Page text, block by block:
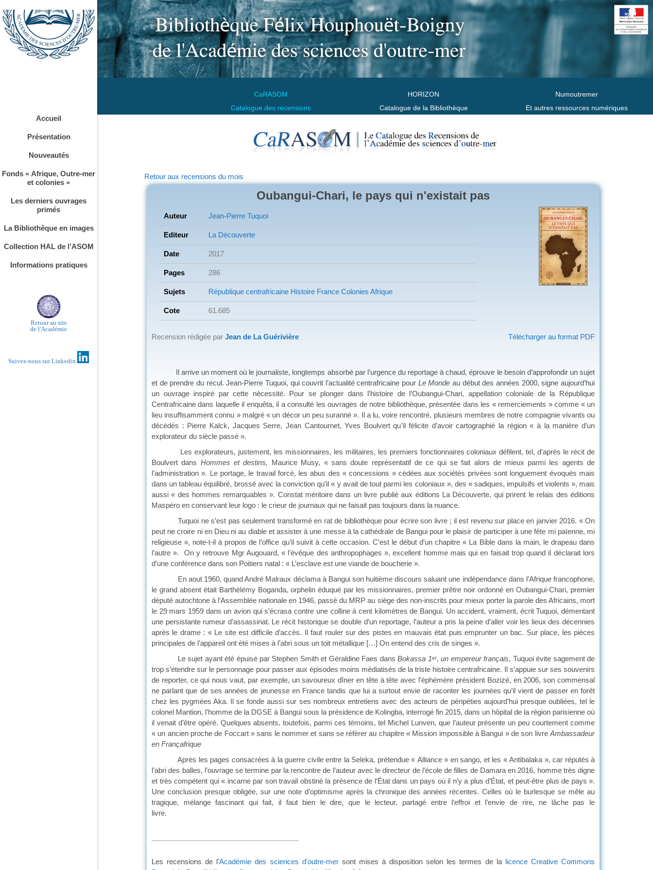
CaRASOM
Catalogue des recensions
HORIZON
Catalogue de la Bibliothèque
Numoutremer
Et autres ressources numériques
Accueil
Présentation
Nouveautés
Fonds « Afrique, Outre-mer
et colonies »
Les derniers ouvrages
primés
La Bibliothèque en images
Collection HAL de l’ASOM
Informations pratiques
Retour au site
de l'Académie
Suivez-nous sur Linkedin
Retour aux recensions du mois
Oubangui-Chari, le pays qui n'existait pas
Auteur Jean-Pierre Tuquoi
Editeur La Découverte
Date 2017
Pages 286
Sujets République centrafricaine Histoire France Colonies Afrique
Cote 61.685
Télécharger au format PDF
Recension rédigée par Jean de La Guérivière
Il arrive un moment où le journaliste, longtemps absorbé par l’urgence du reportage à chaud, éprouve le besoin d’approfondir un sujet
et de prendre du recul. Jean-Pierre Tuquoi, qui couvrit l’actualité centrafricaine pour Le Monde au début des années 2000, signe aujourd’hui
un ouvrage inspiré par cette nécessité. Pour se plonger dans l’histoire de l’Oubangui-Chari, appellation coloniale de la République
Centrafricaine dans laquelle il enquêta, il a consulté les ouvrages de notre bibliothèque, présentée dans les « remerciements » comme « un
lieu insuffisamment connu » malgré « un décor un peu suranné ». Il a lu, voire rencontré, plusieurs membres de notre compagnie vivants ou
décédés : Pierre Kalck, Jacques Serre, Jean Cantournet, Yves Boulvert qu’il félicite d’avoir cartographié la région « à la manière d’un
explorateur du siècle passé ».
Les explorateurs, justement, les missionnaires, les militaires, les premiers fonctionnaires coloniaux défilent, tel, d’après le récit de
Boulvert dans Hommes et destins, Maurice Musy, « sans doute représentatif de ce qui se fait alors de mieux parmi les agents de
l’administration ». Le portage, le travail forcé, les abus des « concessions » cédées aux sociétés privées sont longuement évoqués mais
dans un tableau équilibré, brossé avec la conviction qu’il « y avait de tout parmi les coloniaux », des « sadiques, impulsifs et violents », mais
aussi « des hommes remarquables ». Constat méritoire dans un livre publié aux éditions La Découverte, qui prirent le relais des éditions
Maspéro en conservant leur logo : le crieur de journaux qui ne faisait pas toujours dans la nuance.
Tuquoi ne s’est pas seulement transformé en rat de bibliothèque pour écrire son livre ; il est revenu sur place en janvier 2016. « On
peut ne croire ni en Dieu ni au diable et assister à une messe à la cathédrale de Bangui pour le plaisir de participer à une fête mi païenne, mi
religieuse », note-t-il à propos de l’office qu’il suivit à cette occasion. C’est le début d’un chapitre « La Bible dans la main, le drapeau dans
l’autre ». On y retrouve Mgr Augouard, « l’évêque des anthropophages », excellent homme mais qui en faisait trop quand il déclarait lors
d’une conférence dans son Poitiers natal : « L’esclave est une viande de boucherie ».
En aout 1960, quand André Malraux déclama à Bangui son huitième discours saluant une indépendance dans l’Afrique francophone,
le grand absent était Barthélémy Boganda, orphelin éduqué par les missionnaires, premier prêtre noir ordonné en Oubangui-Chari, premier
député autochtone à l’Assemblée nationale en 1946, passé du MRP au siège des non-inscrits pour mieux porter la parole des Africains, mort
le 29 mars 1959 dans un avion qui s’écrasa contre une colline à cent kilomètres de Bangui. Un accident, vraiment, écrit Tuquoi, démentant
une persistante rumeur d’assassinat. Le récit historique se double d’un reportage, l’auteur a pris la peine d’aller voir les lieux des décennies
après le drame : « Le site est difficile d’accès. Il faut rouler sur des pistes en mauvais état puis emprunter un bac. Sur place, les pièces
principales de l’appareil ont été mises à l’abri sous un toit métallique […] On entend des cris de singes ».
Le sujet ayant été épuisé par Stephen Smith et Géraldine Faes dansBokassa 1er, un empereur français, Tuquoi évite sagement de
trop s’étendre sur le personnage pour passer aux épisodes moins médiatisés de la triste histoire centrafricaine. Il s’appuie sur ses souvenirs
de reporter, ce qui nous vaut, par exemple, un savoureux dîner en tête à tête avec l’éphémère président Bozizé, en 2006, son commensal
ne parlant que de ses années de jeunesse en France tandis que lui a surtout envie de raconter les journées qu’il vient de passer en forêt
chez les pygmées Aka. Il se fonde aussi sur ses nombreux entretiens avec des acteurs de péripéties aujourd’hui presque oubliées, tel le
colonel Mantion, l’homme de la DGSE à Bangui sous la présidence de Kolingba, interrogé fin 2015, dans un hôpital de la région parisienne où
il venait d’être opéré. Quelques absents, toutefois, parmi ces témoins, tel Michel Lunven, que l’auteur présente un peu courtement comme
« un ancien proche de Foccart » sans le nommer et sans se référer au chapitre « Mission impossible à Bangui » de son livre Ambassadeur
en Françafrique
Après les pages consacrées à la guerre civile entre la Seleka, prétendue « Alliance » en sango, et les « Antibalaka », car réputés à
l’abri des balles, l’ouvrage se termine par la rencontre de l’auteur avec le directeur de l’école de filles de Damara en 2016, homme très digne
et très compétent qui « incarne par son travail obstiné la présence de l’État dans un pays où il n’y a plus d’État, et peut-être plus de pays ».
Une conclusion presque obligée, sur une note d’optimisme après la chronique des années récentes. Celles où le burlesque se mêle au
tragique, mélange fascinant qui fait, il faut bien le dire, que le lecteur, partagé entre l’effroi et l’envie de rire, ne lâche pas le
livre.
Les recensions de l'Académie des sciences d'outre-mer sont mises à disposition selon les termes de la licence Creative Commons